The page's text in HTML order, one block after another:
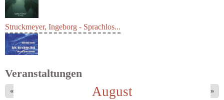
Struckmeyer, Ingeborg - Sprachlos...
Veranstaltungen
August
« »